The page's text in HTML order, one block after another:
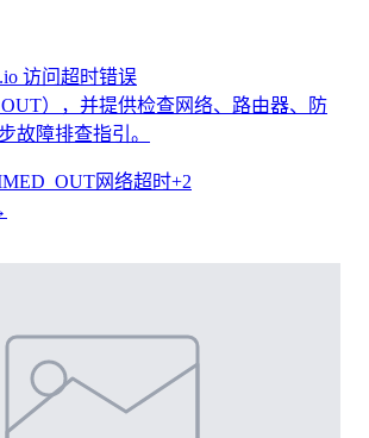
访问超时错误
），并提供检查网络、路由器、防
故障排查指引。
网络超时+2